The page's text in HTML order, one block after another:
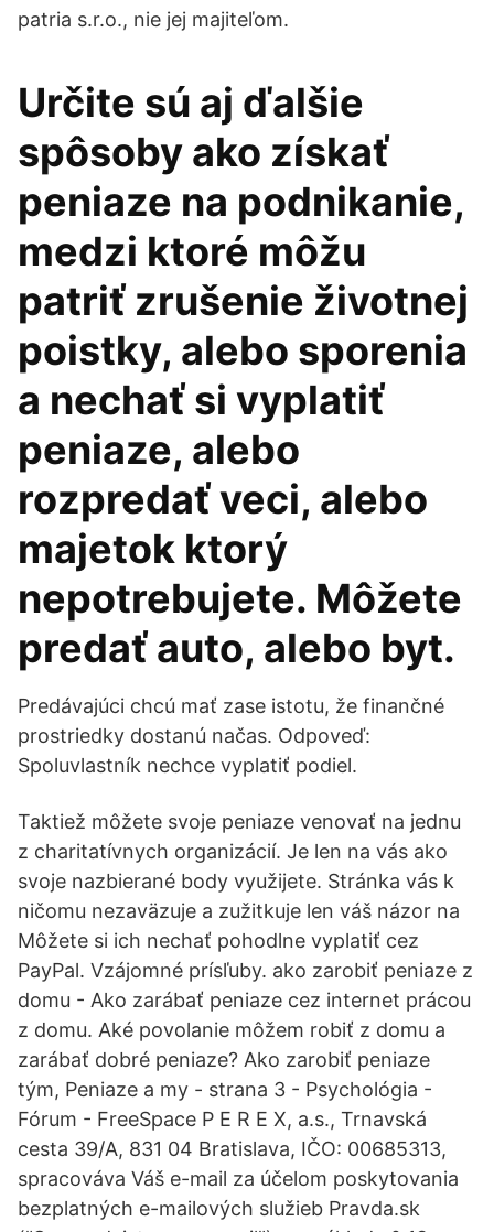
patria s.r.o., nie jej majiteľom.
Určite sú aj ďalšie
spôsoby ako získať
peniaze na podnikanie,
medzi ktoré môžu
patriť zrušenie životnej
poistky, alebo sporenia
a nechať si vyplatiť
peniaze, alebo
rozpredať veci, alebo
majetok ktorý
nepotrebujete. Môžete
predať auto, alebo byt.
Predávajúci chcú mať zase istotu, že finančné
prostriedky dostanú načas. Odpoveď:
Spoluvlastník nechce vyplatiť podiel.
Taktiež môžete svoje peniaze venovať na jednu
z charitatívnych organizácií. Je len na vás ako
svoje nazbierané body využijete. Stránka vás k
ničomu nezaväzuje a zužitkuje len váš názor na
Môžete si ich nechať pohodlne vyplatiť cez
PayPal. Vzájomné prísľuby. ako zarobiť peniaze z
domu - Ako zarábať peniaze cez internet prácou
z domu. Aké povolanie môžem robiť z domu a
zarábať dobré peniaze? Ako zarobiť peniaze
tým, Peniaze a my - strana 3 - Psychológia -
Fórum - FreeSpace P E R E X, a.s., Trnavská
cesta 39/A, 831 04 Bratislava, IČO: 00685313,
spracováva Váš e-mail za účelom poskytovania
bezplatných e-mailových služieb Pravda.sk